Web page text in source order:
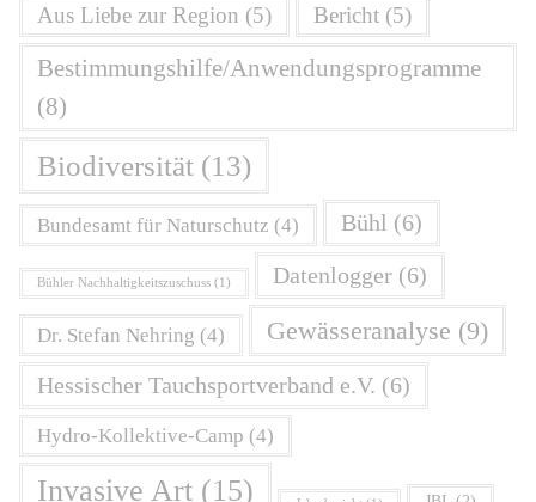
Aus Liebe zur Region (5) Bericht (5)
Bestimmungshilfe/Anwendungsprogramme
(8)
Biodiversität (13)
Bundesamt für Naturschutz (4) Bühl (6)
Bühler Nachhaltigkeitszuschuss (1) Datenlogger (6)
Dr. Stefan Nehring (4) Gewässeranalyse (9)
Hessischer Tauchsportverband e.V. (6)
Hydro-Kollektive-Camp (4)
Invasive Art (15)